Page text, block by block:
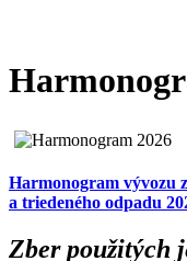
Harmonogram vývozu
a triedeného odpadu
Zber použitých